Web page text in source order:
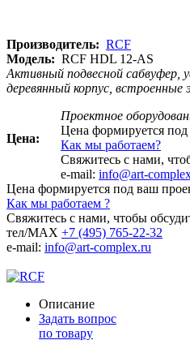
Производитель: RCF
Модель: RCF HDL 12-AS
Активный подвесной сабвуфер,
деревянный корпус,
Цена:
Проектное
Цена формируется под
Как мы работаем?
Свяжитесь с нами,
e-mail: info@art-
Цена формируется под ваш
Как мы работаем ?
Свяжитесь с нами, чтобы
тел/MAX +7 (495) 765-22-32
e-mail: info@art-complex.ru
Описание
Задать вопрос
по товару